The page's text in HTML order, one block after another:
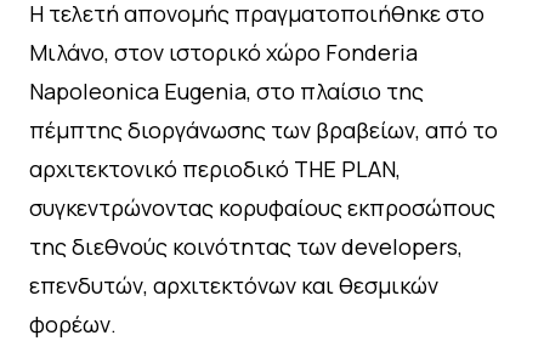
Η τελετή απονομής πραγματοποιήθηκε στο
Μιλάνο, στον ιστορικό χώρο Fonderia
Napoleonica Eugenia, στο πλαίσιο της
πέμπτης διοργάνωσης των βραβείων, από το
αρχιτεκτονικό περιοδικό THE PLAN,
συγκεντρώνοντας κορυφαίους εκπροσώπους
της διεθνούς κοινότητας των developers,
επενδυτών, αρχιτεκτόνων και θεσμικών
φορέων.